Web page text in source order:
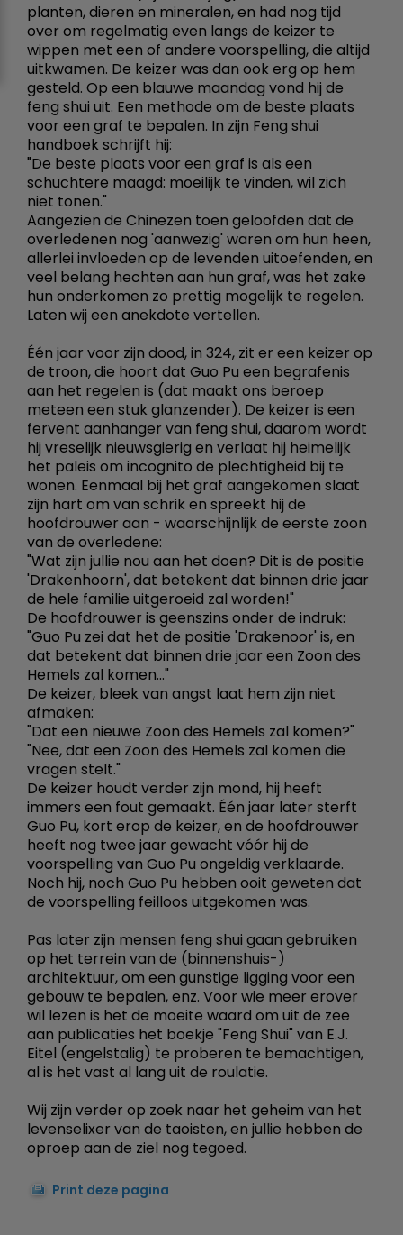
planten, dieren en mineralen, en had nog tijd
over om regelmatig even langs de keizer te
wippen met een of andere voorspelling, die altijd
uitkwamen. De keizer was dan ook erg op hem
gesteld. Op een blauwe maandag vond hij de
feng shui uit. Een methode om de beste plaats
voor een graf te bepalen. In zijn Feng shui
handboek schrijft hij:
"De beste plaats voor een graf is als een
schuchtere maagd: moeilijk te vinden, wil zich
niet tonen."
Aangezien de Chinezen toen geloofden dat de
overledenen nog 'aanwezig' waren om hun heen,
allerlei invloeden op de levenden uitoefenden, en
veel belang hechten aan hun graf, was het zake
hun onderkomen zo prettig mogelijk te regelen.
Laten wij een anekdote vertellen.
Één jaar voor zijn dood, in 324, zit er een keizer op
de troon, die hoort dat Guo Pu een begrafenis
aan het regelen is (dat maakt ons beroep
meteen een stuk glanzender). De keizer is een
fervent aanhanger van feng shui, daarom wordt
hij vreselijk nieuwsgierig en verlaat hij heimelijk
het paleis om incognito de plechtigheid bij te
wonen. Eenmaal bij het graf aangekomen slaat
zijn hart om van schrik en spreekt hij de
hoofdrouwer aan - waarschijnlijk de eerste zoon
van de overledene:
"Wat zijn jullie nou aan het doen? Dit is de positie
'Drakenhoorn', dat betekent dat binnen drie jaar
de hele familie uitgeroeid zal worden!"
De hoofdrouwer is geenszins onder de indruk:
"Guo Pu zei dat het de positie 'Drakenoor' is, en
dat betekent dat binnen drie jaar een Zoon des
Hemels zal komen..."
De keizer, bleek van angst laat hem zijn niet
afmaken:
"Dat een nieuwe Zoon des Hemels zal komen?"
"Nee, dat een Zoon des Hemels zal komen die
vragen stelt."
De keizer houdt verder zijn mond, hij heeft
immers een fout gemaakt. Één jaar later sterft
Guo Pu, kort erop de keizer, en de hoofdrouwer
heeft nog twee jaar gewacht vóór hij de
voorspelling van Guo Pu ongeldig verklaarde.
Noch hij, noch Guo Pu hebben ooit geweten dat
de voorspelling feilloos uitgekomen was.
Pas later zijn mensen feng shui gaan gebruiken
op het terrein van de (binnenshuis-)
architektuur, om een gunstige ligging voor een
gebouw te bepalen, enz. Voor wie meer erover
wil lezen is het de moeite waard om uit de zee
aan publicaties het boekje "Feng Shui" van E.J.
Eitel (engelstalig) te proberen te bemachtigen,
al is het vast al lang uit de roulatie.
Wij zijn verder op zoek naar het geheim van het
levenselixer van de taoisten, en jullie hebben de
oproep aan de ziel nog tegoed.
Print deze pagina